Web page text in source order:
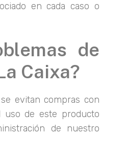
en cada caso o
de
Caixa?
evitan compras con
uso de este producto
de nuestro